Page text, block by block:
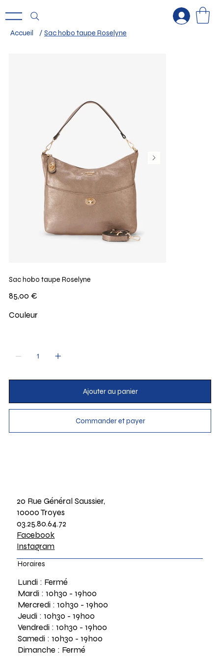
Accueil / Sac hobo taupe Roselyne
Sac hobo taupe Roselyne
Prix
85,00 €
Couleur
Ajouter au panier
Commander et payer
20 Rue Général Saussier,
10000 Troyes
03.25.80.64.72
Facebook
Instagram
Horaires
Lundi : Fermé
Mardi : 10h30 - 19h00
Mercredi : 10h30 - 19h00
Jeudi : 10h30 - 19h00
Vendredi : 10h30 - 19h00
Samedi : 10h30 - 19h00
Dimanche : Fermé